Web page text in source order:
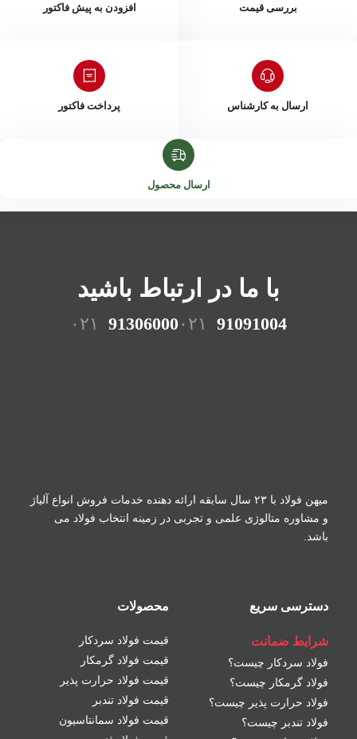
بررسی قیمت افزودن به پیش فاکتور
ارسال به کارشناس پرداخت فاکتور
ارسال محصول
میهن فولاد با ۲۳ سال سابقه ارائه دهنده خدمات فروش
انواع آلیاژ
و مشاوره متالوژی علمی و تجربی در زمینه انتخاب فولاد می
باشد.
دسترسی سریع
شرایط ضمانت
فولاد سردکار چیست؟
فولاد گرمکار چیست؟
فولاد حرارت پذیر چیست؟
فولاد تندبر چیست؟
محصولات
قیمت فولاد سردکار
قیمت فولاد گرمکار
قیمت فولاد حرارت پذیر
قیمت فولاد تندبر
قیمت فولاد سمانتاسیون
با ما در ارتباط باشید
۰۲۱ 91091004 ۰۲۱ 91306000